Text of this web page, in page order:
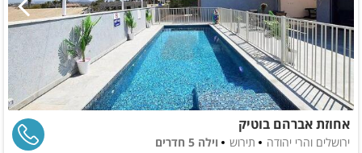
אחוזת אברהם בוטיק
ירושלים והרי יהודה תירוש
וילה 5 חדרים